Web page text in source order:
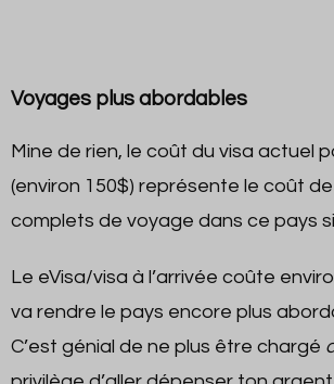
Voyages plus abordables
Mine de rien, le coût du visa actuel
(environ 150$) représente le coût de
complets de voyage dans ce pays
Le eVisa/visa à l’arrivée coûte
va rendre le pays encore plus
C’est génial de ne plus être chargé